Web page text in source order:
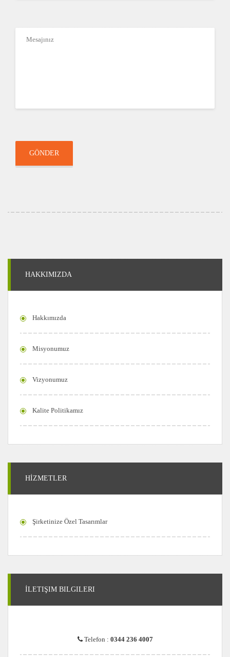
GÖNDER
HAKKIMIZDA
Hakkımızda
Misyonumuz
Vizyonumuz
Kalite Politikamız
HİZMETLER
Şirketinize Özel Tasarımlar
İLETIŞIM BILGILERI
Telefon : 0344 236 4007